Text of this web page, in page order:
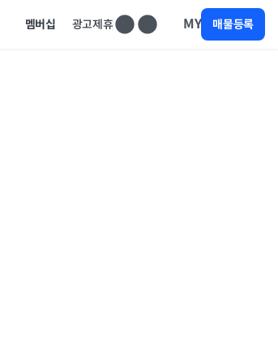
멤버십 광고제휴 MY 매물등록